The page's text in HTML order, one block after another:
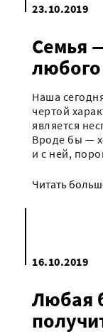
23.10.2019
Семья
Наша
чертой
является
Вроде бы —
и с ней,
Читать
16.10.2019
Любая